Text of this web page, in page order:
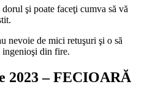
şi poate faceţi cumva să vă
nevoie de mici retuşuri şi o să
ingenioşi din fire.
2023 – FECIOARĂ